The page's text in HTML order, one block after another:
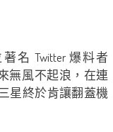
名 Twitter 爆料者
無風不起浪，在連
星終於肯讓翻蓋機